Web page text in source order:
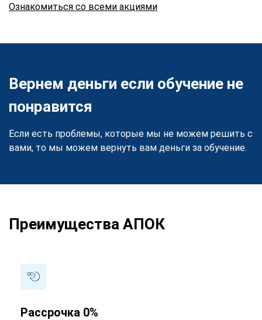
Ознакомиться со всеми акциями
Вернем деньги если обучение не
понравится
Если есть проблемы, которые мы не можем решить с
вами, то мы можем вернуть вам деньги за обучение.
Преимущества АПОК
Рассрочка 0%